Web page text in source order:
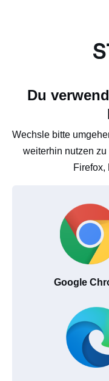
Du
Wechsle bitte
weiterhin nutzen
Firefox,
Google